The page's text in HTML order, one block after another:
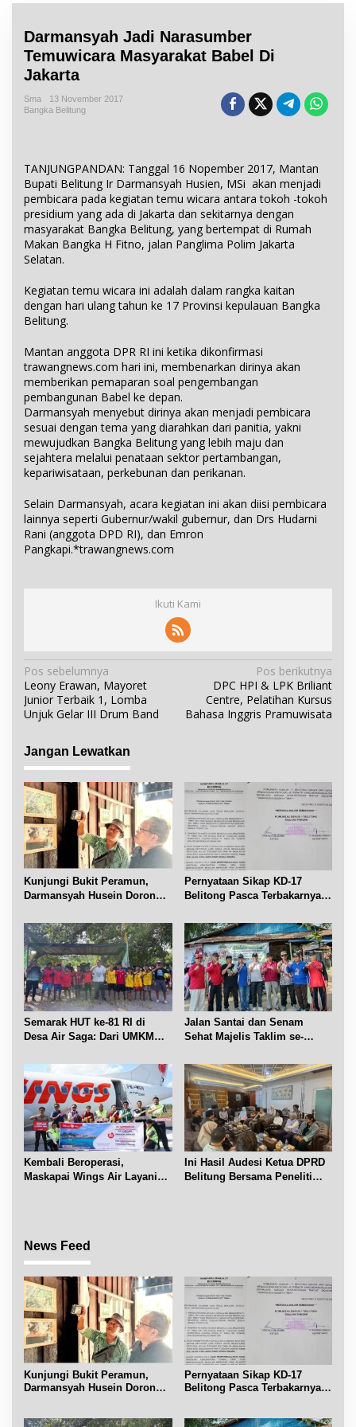
Darmansyah Jadi Narasumber
Temuwicara Masyarakat Babel Di
Jakarta
Sma
13 November 2017
Bangka Belitung
TANJUNGPANDAN: Tanggal 16 Nopember 2017, Mantan
Bupati Belitung Ir Darmansyah Husien, MSi akan menjadi
pembicara pada kegiatan temu wicara antara tokoh -tokoh
presidium yang ada di Jakarta dan sekitarnya dengan
masyarakat Bangka Belitung, yang bertempat di Rumah
Makan Bangka H Fitno, jalan Panglima Polim Jakarta
Selatan.
Kegiatan temu wicara ini adalah dalam rangka kaitan
dengan hari ulang tahun ke 17 Provinsi kepulauan Bangka
Belitung.
Mantan anggota DPR RI ini ketika dikonfirmasi
trawangnews.com hari ini, membenarkan dirinya akan
memberikan pemaparan soal pengembangan
pembangunan Babel ke depan.
Darmansyah menyebut dirinya akan menjadi pembicara
sesuai dengan tema yang diarahkan dari panitia, yakni
mewujudkan Bangka Belitung yang lebih maju dan
sejahtera melalui penataan sektor pertambangan,
kepariwisataan, perkebunan dan perikanan.
Selain Darmansyah, acara kegiatan ini akan diisi pembicara
lainnya seperti Gubernur/wakil gubernur, dan Drs Hudarni
Rani (anggota DPD RI), dan Emron
Pangkapi.*trawangnews.com
Ikuti Kami
N
a
v
g
a
s
i
p
o
s
Pos sebelumnya
Leony Erawan, Mayoret
Junior Terbaik 1, Lomba
Unjuk Gelar III Drum Band
Pos berikutnya
DPC HPI & LPK Briliant
Centre, Pelatihan Kursus
Bahasa Inggris Pramuwisata
Jangan Lewatkan
Kunjungi Bukit Peramun,
Darmansyah Husein Dorong
Pernyataan Sikap KD-17
Belitong Pasca Terbakarnya
Semarak HUT ke-81 RI di
Desa Air Saga: Dari UMKM
Jalan Santai dan Senam
Sehat Majelis Taklim se-
Kembali Beroperasi,
Maskapai Wings Air Layani
Ini Hasil Audesi Ketua DPRD
Belitung Bersama Peneliti
News Feed
Kunjungi Bukit Peramun,
Darmansyah Husein Dorong
Pernyataan Sikap KD-17
Belitong Pasca Terbakarnya